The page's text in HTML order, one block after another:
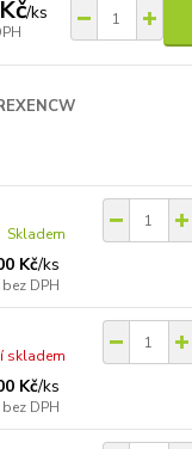
/ks
Kč/ks
bez DPH
Skladem
Kč/ks
bez DPH
skladem